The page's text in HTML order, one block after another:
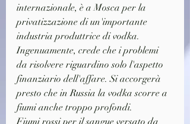
internazionale, è a Mosca per la
privatizzazione di un'importante
industria produttrice di vodka.
Ingenuamente, crede che i problemi
da risolvere riguardino solo l'aspetto
finanziario dell'affare. Si accorgerà
presto che in Russia la vodka scorre a
fiumi anche troppo profondi.
Fiumi rossi per il sangue versato da